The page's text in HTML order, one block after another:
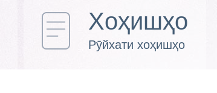
Хоҳишҳо
Рӯйхати хоҳишҳо